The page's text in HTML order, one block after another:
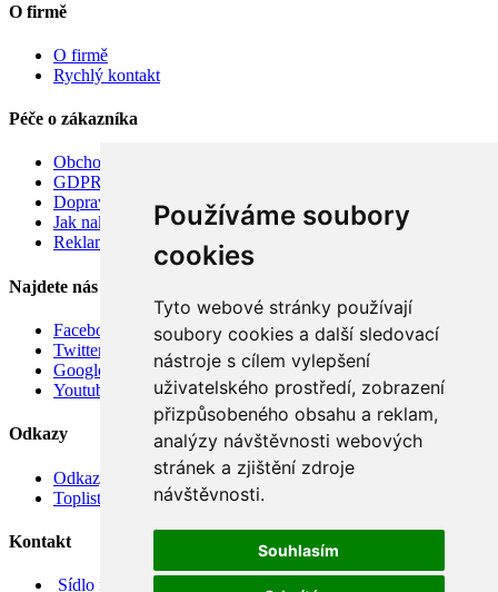
Používáme soubory
cookies
Tyto webové stránky používají
soubory cookies a další sledovací
nástroje s cílem vylepšení
uživatelského prostředí, zobrazení
přizpůsobeného obsahu a reklam,
analýzy návštěvnosti webových
stránek a zjištění zdroje
návštěvnosti.
Souhlasím
O firmě
O firmě
Rychlý kontakt
Péče o zákazníka
Obchodní podmínky
GDPR
Doprava
Jak nakupovat
Reklamace
Najdete nás
Facebook
Twitter
Google
Youtube
Odkazy
Odkazy
Toplist
Kontakt
Sídlo firmy: Boženy Němcové 739/1, Svitavy 568 02, CZ